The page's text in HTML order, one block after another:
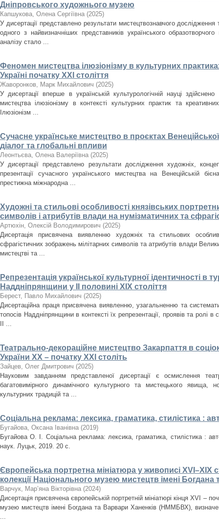
Дніпровського художнього музею
Капшукова, Олена Сергіївна (2025)
У дисертації представлено результати мистецтвознавчого
одного з найвизначніших представників українського
аналізу стало ...
Феномен мистецтва ілюзіонізму в культурних
Україні початку ХХІ століття
Жаворонков, Марк Михайлович (2025)
У дисертації вперше в українській культурологічній науці
мистецтва ілюзіонізму в контексті культурних практик та
Ілюзіонізм ...
Сучасне українське мистецтво в проєктах
діалог та глобальні впливи
Леонтьєва, Олена Валеріївна (2025)
У дисертації представлено результати дослідження художніх,
презентації сучасного українського мистецтва на Венеційській
престижна міжнародна ...
Художні та стильові особливості князівських
символів і атрибутів влади на нумізматичних та
Артюхін, Олексій Володимирович (2025)
Дисертація присвячена виявленню художніх та стильових
сфрагістичних зображень мілітарних символів та атрибутів влади
мистецтві та ...
Репрезентація української культурної ідентичності в
Наддніпрянщини у ІІ половині XIX століття
Берест, Павло Михайлович (2025)
Дисертаційна праця присвячена виявленню, узагальненню та
топосів Наддніпрянщини в контексті їх репрезентації, проявів та ролі в
ІІ ...
Театрально-декораційне мистецтво Закарпаття в
України ХХ – початку ХХІ століть
Зайцев, Олег Дмитрович (2025)
Науковим завданням представленої дисертації є осмислення
багатовимірного динамічного культурного та мистецького явища,
культурних традицій та ...
Соціальна реклама: лексика, граматика, стилістика :
Бугайова, Оксана Іванівна (2019)
Бугайова О. І. Соціальна реклама: лексика, граматика, стилістика :
наук. Луцьк, 2019. 20 с.
Європейська портретна мініатюра у живописі XVI–XIX
колекції Національного музею мистецтв імені Богдана
Варчук, Мар’яна Вікторівна (2024)
Дисертація присвячена європейській портретній мініатюрі кінця XVI –
музею мистецтв імені Богдана та Варвари Ханенків (НММБВХ),
...